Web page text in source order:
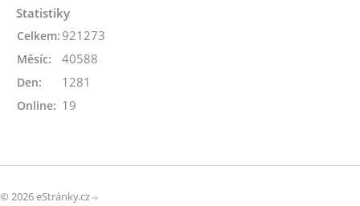
Statistiky
Online: 19
Celkem: 921273
Měsíc: 40588
Den: 1281
© 2026 eStránky.cz